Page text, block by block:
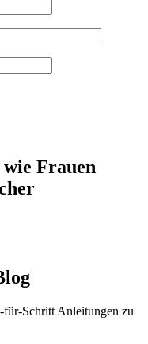
Frauen
Schritt Anleitungen zu